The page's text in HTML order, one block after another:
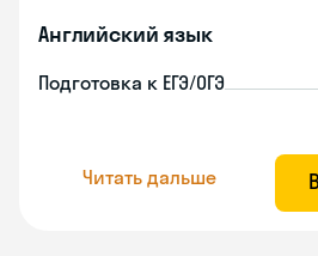
Английский язык
Подготовка к ЕГЭ/ОГЭ
Читать дальше